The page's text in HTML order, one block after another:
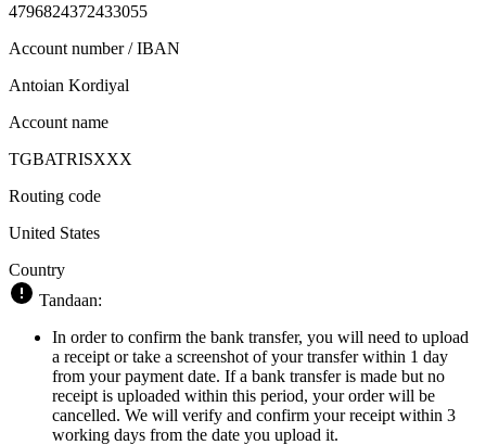
4796824372433055
Account number / IBAN
Antoian Kordiyal
Account name
TGBATRISXXX
Routing code
United States
Country
Tandaan:
In order to confirm the bank transfer, you will need to upload
a receipt or take a screenshot of your transfer within 1 day
from your payment date. If a bank transfer is made but no
receipt is uploaded within this period, your order will be
cancelled. We will verify and confirm your receipt within 3
working days from the date you upload it.